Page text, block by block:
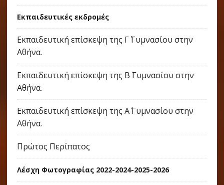
Εκπαιδευτικές εκδρομές
Εκπαιδευτική επίσκεψη της Γ΄ Γυμνασίου στην
Αθήνα.
Εκπαιδευτική επίσκεψη της Β΄ Γυμνασίου στην
Αθήνα.
Εκπαιδευτική επίσκεψη της Α΄ Γυμνασίου στην
Αθήνα.
Πρώτος Περίπατος
Λέσχη Φωτογραφίας 2022-2024-2025-2026